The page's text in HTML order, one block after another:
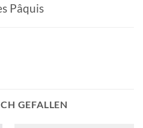
Pâquis
GEFALLEN